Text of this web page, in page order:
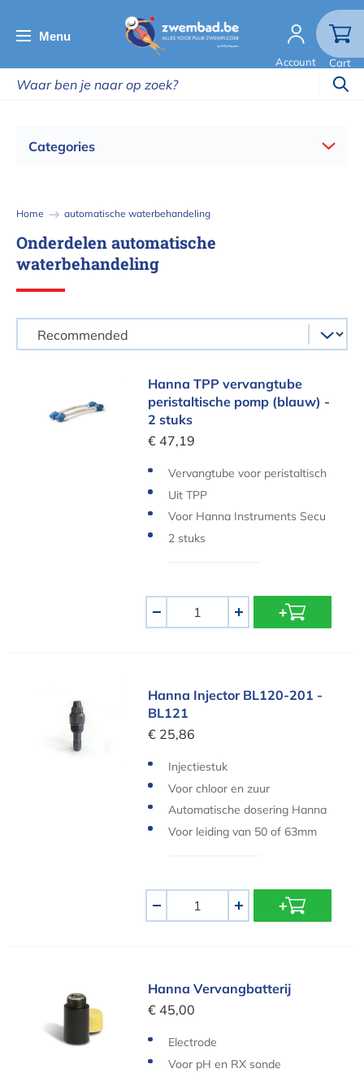
en
de
inhoud
Menu
Account Cart
Categories
Kruimelpad
Home automatische waterbehandeling
Onderdelen automatische
waterbehandeling
Hanna TPP vervangtube peristaltische pomp
Hanna TPP vervangtube
peristaltische pomp (blauw) -
2 stuks
€ 47,19
Vervangtube voor peristaltisch
e pomp
Uit TPP
Voor Hanna Instruments Secu
rity Pool Plus
2 stuks
+
Hanna Injector BL120-201 - BL121
Hanna Injector BL120-201 -
BL121
€ 25,86
Injectiestuk
Voor chloor en zuur
Automatische dosering Hanna
Voor leiding van 50 of 63mm
+
Hanna VervangbatterijHanna Vervangbatterij
€ 45,00
Electrode
Voor pH en RX sonde